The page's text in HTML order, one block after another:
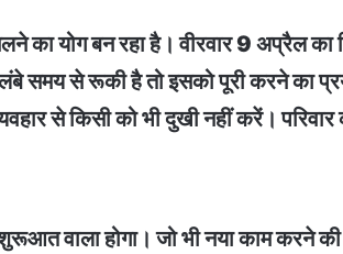
का योग बन रहा है। वीरवार 9 अप्रैल का
लंबे समय से रूकी है तो इसको पूरी करने का
से किसी को भी दुखी नहीं करें।
वाला होगा। जो भी नया काम करने